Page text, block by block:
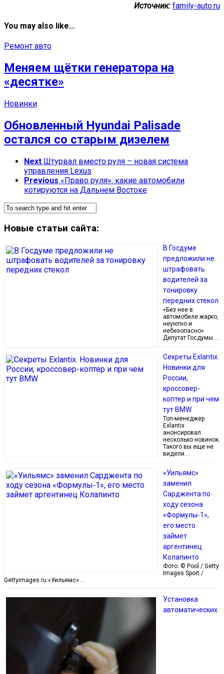
Источник: family-auto.ru
You may also like...
Ремонт авто
Меняем щётки генератора на
«десятке»
Новинки
Обновленный Hyundai Palisade
остался со старым дизелем
Next Штурвал вместо руля – новая система
управления Lexus
Previous «Право руля»: какие автомобили
котируются на Дальнем Востоке
Новые статьи сайта:
В Госдуме
предложили не
штрафовать
водителей за
тонировку
передних стекол
«Без нее в
автомобиле жарко,
неуютно и
небезопасно»
Депутат Госдумы …
Секреты Exlantix.
Новинки для
России,
кроссовер-
коптер и при чем
тут BMW
Топ-менеджер
Exlantix
анонсировал
несколько новинок.
Такого вы еще не
видели …
«Уильямс»
заменил
Сарджента по
ходу сезона
«Формулы‑1»,
его место
займет
аргентинец
Колапинто
Фото: © Pool / Getty
Images Sport /
Gettyimages.ru «Уильямс» …
Установка
автоматических